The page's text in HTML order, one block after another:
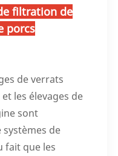
filtration de
porcs
de verrats
les élevages de
sont
de
fait que les